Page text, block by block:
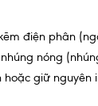
điện phân
nóng
hoặc giữ nguyên